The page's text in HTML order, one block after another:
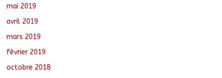
mai 2019
avril 2019
mars 2019
février 2019
octobre 2018